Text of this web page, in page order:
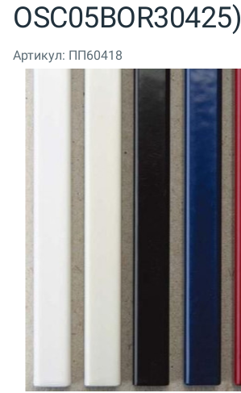
OSC05BOR30425)
Артикул: ПП60418